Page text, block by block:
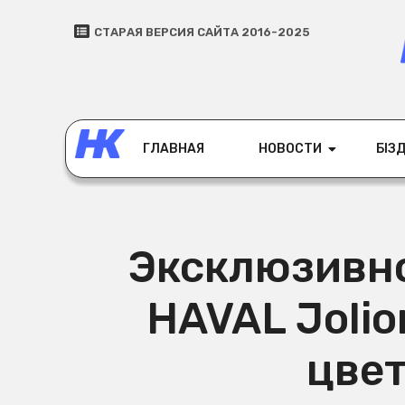
СТАРАЯ ВЕРСИЯ САЙТА 2016-2025
ГЛАВНАЯ НОВОСТИ
HAVAL